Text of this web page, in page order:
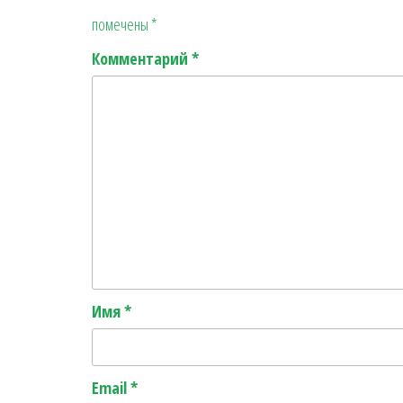
помечены *
Комментарий *
Имя*
Email*